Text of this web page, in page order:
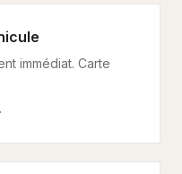
immédiat. Carte